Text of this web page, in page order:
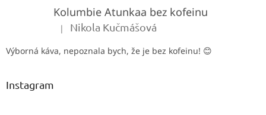
Kolumbie Atunkaa bez kofeinu
Hodnocení produktu je 5 z 5 hvězdiček.
| Nikola Kučmášová
Výborná káva, nepoznala bych, že je bez kofeinu! 😊
Instagram